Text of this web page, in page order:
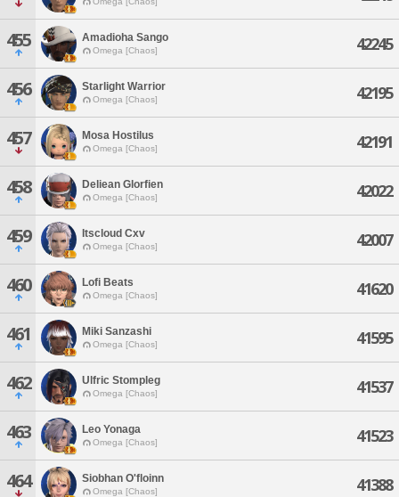
455 Amadioha Sango
Omega [Chaos] 42245
456 Starlight Warrior
Omega [Chaos] 42195
457 Mosa Hostilus
Omega [Chaos] 42191
458 Deliean Glorfien
Omega [Chaos] 42022
459 Itscloud Cxv
Omega [Chaos] 42007
460 Lofi Beats
Omega [Chaos] 41620
461 Miki Sanzashi
Omega [Chaos] 41595
462 Ulfric Stompleg
Omega [Chaos] 41537
463 Leo Yonaga
Omega [Chaos] 41523
464 Siobhan O'floinn
Omega [Chaos] 41388